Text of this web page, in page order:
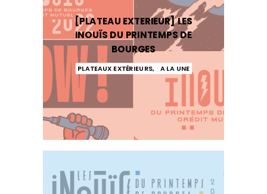
[PLATEAU EXTERIEUR] LES
INOUÏS DU PRINTEMPS DE
BOURGES
PLATEAUX EXTÉRIEURS, A LA UNE